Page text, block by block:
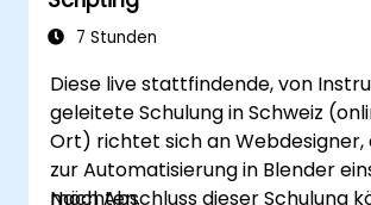
Die Werkzeuge für UV-
Bemalen von 3D-Modellen
3D-Modelle und Assets in
Engine, einen 3D-Drucker
Software exportieren.
7 Stunden
Diese live stattfindende, von
geleitete Schulung in Schweiz
Ort) richtet sich an Webdesigner,
zur Automatisierung in Blender
möchten.
Nach Abschluss dieser Schulung